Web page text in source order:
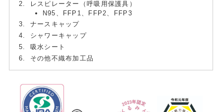
レスピレーター（呼吸用保護具）
N95、FFP1、FFP2、FFP3
ナースキャップ
シャワーキャップ
吸水シート
その他不織布加工品